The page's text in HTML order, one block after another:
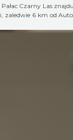
Czarny Las
zaledwie 6 km od
i subtelną aurą